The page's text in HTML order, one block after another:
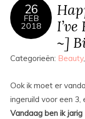
26
FEB
2018
~]
Categorieën: Beauty,
Ook ik moet er
ingeruild voor een 3,
Vandaag ben ik jarig